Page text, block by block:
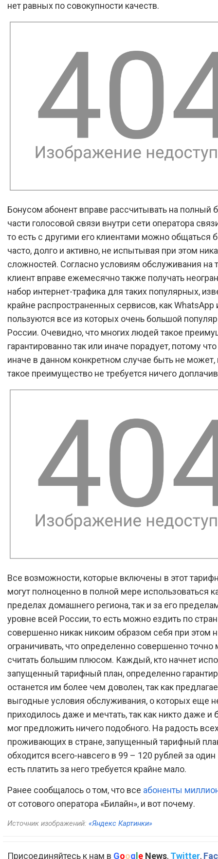
нет равных по совокупности качеств.
Бонусом абонент вправе рассчитывать на полный
части голосовой связи внутри сети оператора
то есть с другими его клиентами можно общаться
часто, долго и активно, не испытывая при этом
сложностей. Согласно условиям обслуживания на
клиент вправе ежемесячно также получать
набор интернет-трафика для таких популярных,
крайне распространенных сервисов, как WhatsApp
пользуются все из которых очень большой
России. Очевидно, что многих людей такое
гарантированно так или иначе порадует, потому
иначе в данном конкретном случае быть не может,
такое преимущество не требуется ничего
Все возможности, которые включены в этот
могут полноценно в полной мере использоваться
пределах домашнего региона, так и за его
уровне всей России, то есть можно ездить по
совершенно никак никоим образом себя при этом
ограничивать, что определенно совершенно
считать большим плюсом. Каждый, кто начнет
запущенный тарифный план, определенно
останется им более чем доволен, так как
выгодные условия обслуживания, о которых еще
приходилось даже и мечтать, так как никто даже и
мог предложить ничего подобного. На радость
проживающих в стране, запущенный тарифный
обходится всего-навсего в 99 – 120 рублей за
есть платить за него требуется крайне мало.
Ранее сообщалось о том, что все абоненты
от сотового оператора «Билайн», и вот почему.
Источник изображений: «Яндекс Картинки»
Присоединяйтесь к нам в Google News, Twitter,